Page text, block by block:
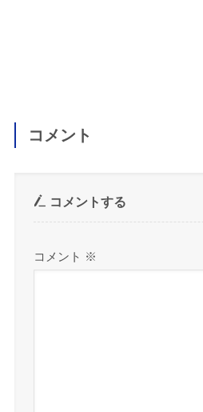
コメント
コメントする
コメント ※